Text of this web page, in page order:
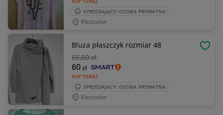
SPRZEDAJĄCY: OSOBA PRYWATNA
Kleszczów
Bluza płaszczyk rozmiar 48
65,00 zł
KUP TERAZ
60zł
SPRZEDAJĄCY: OSOBA PRYWATNA
Kleszczów